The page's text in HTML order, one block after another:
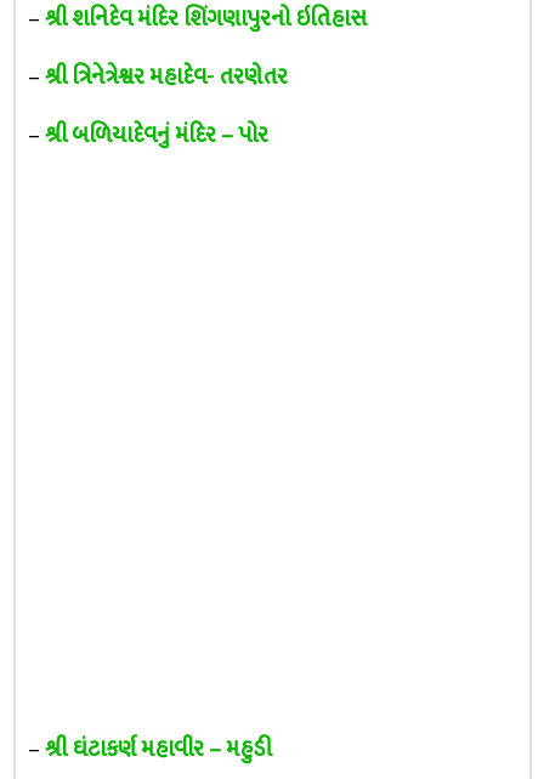
–શ્રી શનિદેવ મંદિર શિંગણાપુરનો ઇતિહાસ
–શ્રી ત્રિનેત્રેશ્વર મહાદેવ- તરણેતર
–શ્રી બળિયાદેવનું મંદિર – પોર
–શ્રી ઘંટાકર્ણ મહાવીર – મહુડી